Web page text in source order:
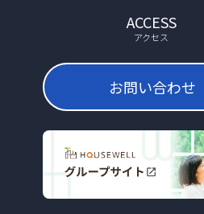
ACCESS
アクセス
お問い合わせ